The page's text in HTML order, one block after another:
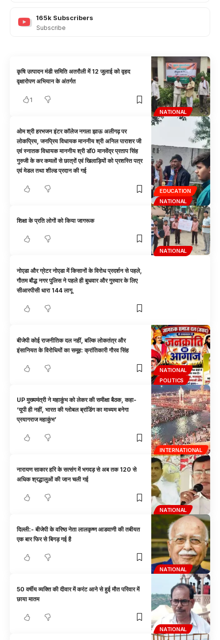
165k Subscribers
Subscribe
NATIONAL
कृषि उत्पादन मंडी समिति अतरौली में 12 जुलाई को वृहद
वृक्षारोपण अभियान के अंतर्गत
1
EDUCATION
NATIONAL
ओम श्री हरभजन इंटर कॉलेज नगला झाऊ अलीगढ़ पर
लोकप्रिय, जनप्रिय विधायक माननीय श्री अनिल पाराशर जी
एवं स्नातक विधायक माननीय श्री डॉ0 मानवेंद्र प्रताप सिंह
गुरुजी के कर कमलों से छात्रों एवं खिलाड़ियों को प्रशस्ति पत्र
एवं मेडल तथा शील्ड प्रदान की गई
NATIONAL
शिक्षा के प्रति लोगों को किया जागरूक
नोएडा और ग्रेटर नोएडा में किसानों के विरोध प्रदर्शन से पहले,
गौतम बौद्ध नगर पुलिस ने पहले ही बुधवार और गुरुवार के लिए
सीआरपीसी धारा 144 लागू
NATIONAL
POLITICS
बीजेपी कोई राजनीतिक दल नहीं, बल्कि लोकतंत्र और
इंसानियत के विरोधियों का समूह: क्रांतिकारी गौरव सिंह
INTERNATIONAL
UP मुख्यमंत्री ने महाकुंभ को लेकर की समीक्षा बैठक, कहा-
‘यूपी ही नहीं, भारत की ग्लोबल ब्रांडिंग का माध्यम बनेगा
प्रयागराज महाकुंभ’
NATIONAL
नारायण साकार हरि के सत्संग में भगदड़ से अब तक 120 से
अधिक श्रद्धालुओं की जान चली गई
NATIONAL
दिल्ली:- बीजेपी के वरिष्ठ नेता लालकृष्ण आडवाणी की तबीयत
एक बार फिर से बिगड़ गई है
NATIONAL
50 वर्षीय व्यक्ति की दीवार में करंट आने से हुई मौत परिवार में
छाया मातम